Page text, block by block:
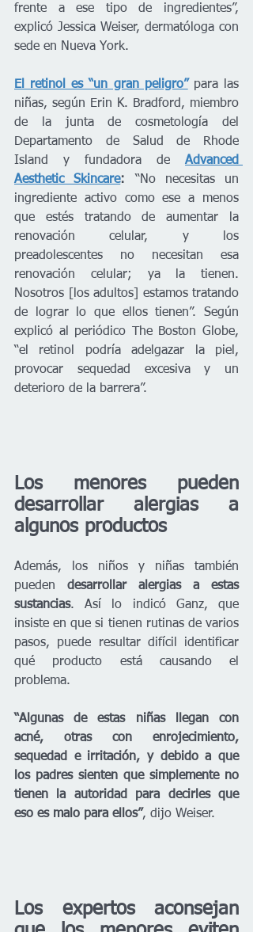
frente a ese tipo de ingredientes”,
explicó Jessica Weiser, dermatóloga con
sede en Nueva York.
El retinol es “un gran peligro” para las
niñas, según Erin K. Bradford, miembro
de la junta de cosmetología del
Departamento de Salud de Rhode
Island y fundadora de Advanced
Aesthetic Skincare: “No necesitas un
ingrediente activo como ese a menos
que estés tratando de aumentar la
renovación celular, y los
preadolescentes no necesitan esa
renovación celular; ya la tienen.
Nosotros [los adultos] estamos tratando
de lograr lo que ellos tienen”. Según
explicó al periódico The Boston Globe,
“el retinol podría adelgazar la piel,
provocar sequedad excesiva y un
deterioro de la barrera”.
Los menores pueden
desarrollar alergias a
algunos productos
Además, los niños y niñas también
pueden desarrollar alergias a estas
sustancias. Así lo indicó Ganz, que
insiste en que si tienen rutinas de varios
pasos, puede resultar difícil identificar
qué producto está causando el
problema.
“Algunas de estas niñas llegan con
acné, otras con enrojecimiento,
sequedad e irritación, y debido a que
los padres sienten que simplemente no
tienen la autoridad para decirles que
eso es malo para ellos”, dijo Weiser.
Los expertos aconsejan